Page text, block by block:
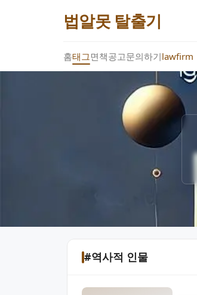
법알못 탈출기
홈태그면책공고문의하기lawfirm
#역사적 인물